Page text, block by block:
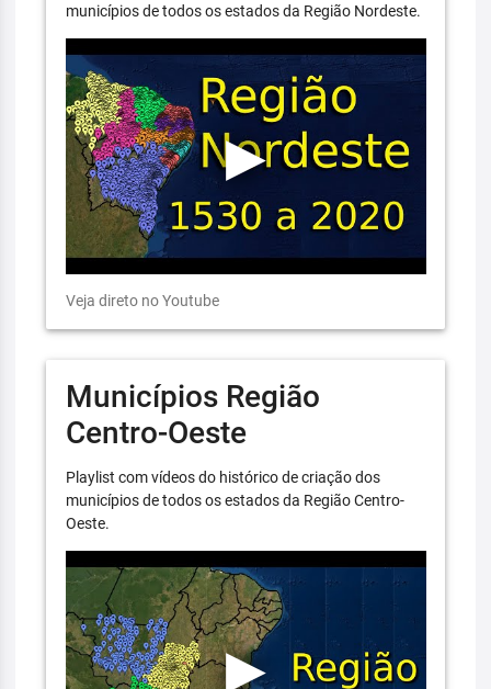
municípios de todos os estados da Região Nordeste.
Veja direto no Youtube
Municípios Região
Centro-Oeste
Playlist com vídeos do histórico de criação dos
municípios de todos os estados da Região Centro-
Oeste.